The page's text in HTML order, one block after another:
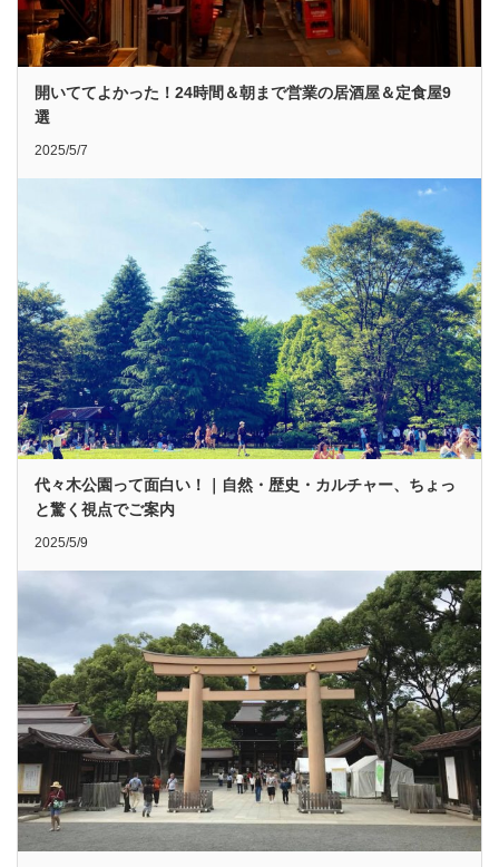
開いててよかった！24時間＆朝まで営業の居酒屋＆定食屋9
選
2025/5/7
代々木公園って面白い！｜自然・歴史・カルチャー、ちょっ
と驚く視点でご案内
2025/5/9